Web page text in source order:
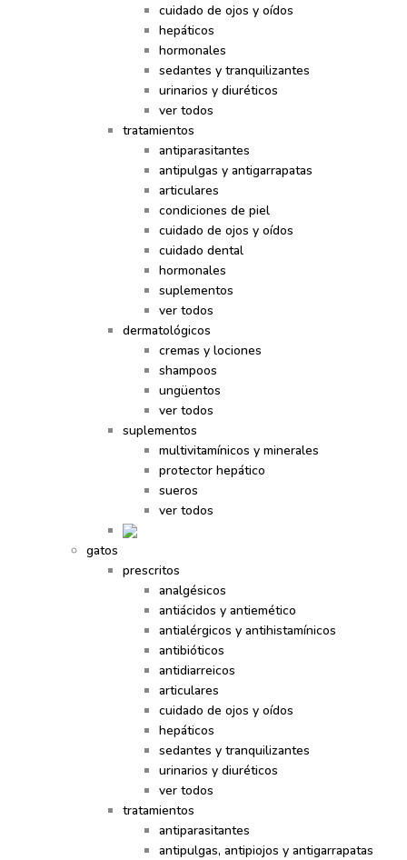
cuidado de ojos y oídos
hepáticos
hormonales
sedantes y tranquilizantes
urinarios y diuréticos
ver todos
tratamientos
antiparasitantes
antipulgas y antigarrapatas
articulares
condiciones de piel
cuidado de ojos y oídos
cuidado dental
hormonales
suplementos
ver todos
dermatológicos
cremas y lociones
shampoos
ungüentos
ver todos
suplementos
multivitamínicos y minerales
protector hepático
sueros
ver todos
gatos
prescritos
analgésicos
antiácidos y antiemético
antialérgicos y antihistamínicos
antibióticos
antidiarreicos
articulares
cuidado de ojos y oídos
hepáticos
sedantes y tranquilizantes
urinarios y diuréticos
ver todos
tratamientos
antiparasitantes
antipulgas, antipiojos y antigarrapatas